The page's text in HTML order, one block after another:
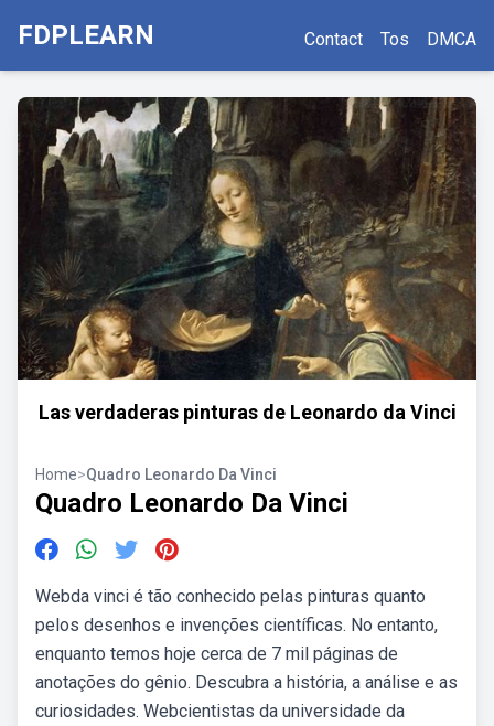
FDPLEARN Contact Tos DMCA
Las verdaderas pinturas de Leonardo da Vinci
Home>Quadro Leonardo Da Vinci
Quadro Leonardo Da Vinci
Webda vinci é tão conhecido pelas pinturas quanto
pelos desenhos e invenções científicas. No entanto,
enquanto temos hoje cerca de 7 mil páginas de
anotações do gênio. Descubra a história, a análise e as
curiosidades. Webcientistas da universidade da